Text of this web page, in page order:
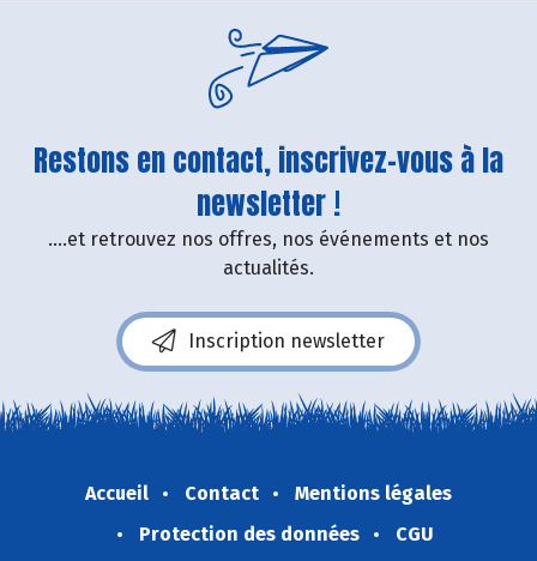
Restons en contact, inscrivez-vous à la
newsletter !
....et retrouvez nos offres, nos événements et nos
actualités.
Inscription newsletter
Accueil Contact
Mentions légales
Protection des données
CGU